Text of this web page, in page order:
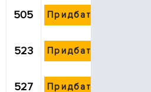
505 Придбати
523 Придбати
527 Придбати